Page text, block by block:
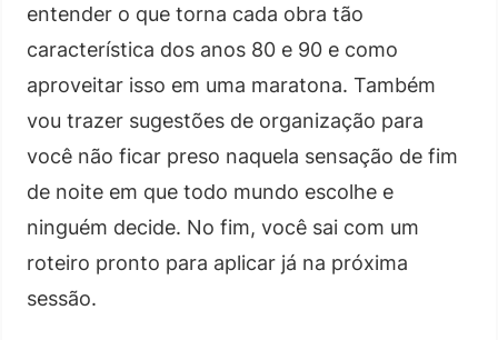
entender o que torna cada obra tão
característica dos anos 80 e 90 e como
aproveitar isso em uma maratona. Também
vou trazer sugestões de organização para
você não ficar preso naquela sensação de fim
de noite em que todo mundo escolhe e
ninguém decide. No fim, você sai com um
roteiro pronto para aplicar já na próxima
sessão.